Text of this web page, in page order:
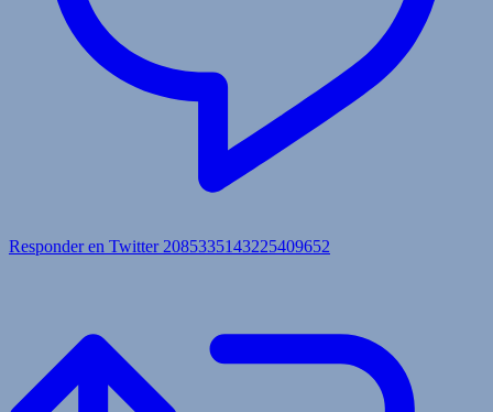
Responder en Twitter 2085335143225409652